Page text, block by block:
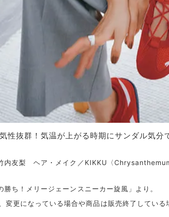
性抜群！気温が上がる時期にサンダル気分
内友梨 ヘア・メイク／KIKKU〈
ち！メリージェーンスニーカー旋風」より。
変更になっている場合や商品は販売終了している